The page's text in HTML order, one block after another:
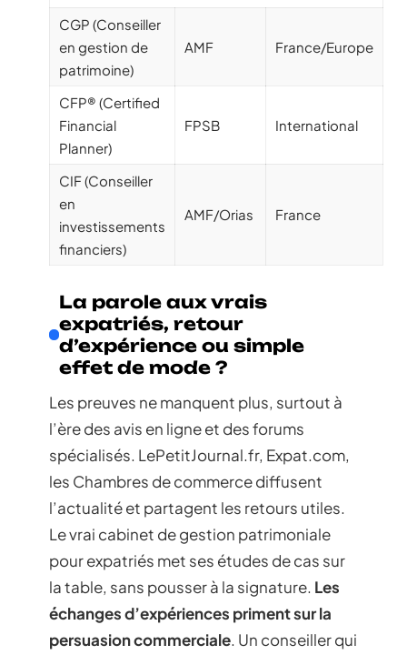
CGP (Conseiller
en gestion de
patrimoine)
AMF France/Europe
CFP® (Certified
Financial
Planner)
FPSB International
CIF (Conseiller
en
investissements
financiers)
AMF/Orias France
La parole aux vrais
expatriés, retour
d’expérience ou simple
effet de mode ?
Les preuves ne manquent plus, surtout à
l’ère des avis en ligne et des forums
spécialisés. LePetitJournal.fr, Expat.com,
les Chambres de commerce diffusent
l’actualité et partagent les retours utiles.
Le vrai cabinet de gestion patrimoniale
pour expatriés met ses études de cas sur
la table, sans pousser à la signature. Les
échanges d’expériences priment sur la
persuasion commerciale. Un conseiller qui